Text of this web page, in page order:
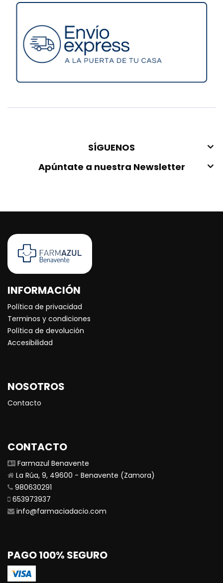
SÍGUENOS
Apúntate a nuestra Newsletter
INFORMACIÓN
Política de privacidad
Terminos y condiciones
Política de devolución
Accesibilidad
NOSOTROS
Contacto
CONTACTO
Farmazul Benavente
La Rúa, 9, 49600 - Benavente (Zamora)
980630291
653973937
info@farmaciadacio.com
PAGO 100% SEGURO